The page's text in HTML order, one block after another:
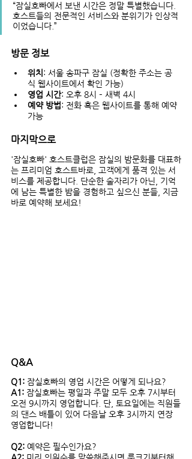
“잠실호빠에서 보낸 시간은 정말 특별했습니다.
호스트들의 전문적인 서비스와 분위기가 인상적
이었습니다.”
방문 정보
위치 : 서울 송파구 잠실 (정확한 주소는 공
식 웹사이트에서 확인 가능)
영업 시간: 오후 8시 – 새벽 4시
예약 방법: 전화 혹은 웹사이트를 통해 예약
가능
마지막으로
'잠실호빠' 호스트클럽은 잠실의 밤문화를 대표하
는 프리미엄 호스트바로, 고객에게 품격 있는 서
비스를 제공합니다. 단순한 술자리가 아닌, 기억
에 남는 특별한 밤을 경험하고 싶으신 분들, 지금
바로 예약해 보세요!
Q&A
Q1: 잠실호빠의 영업 시간은 어떻게 되나요?
A1: 잠실호빠는 평일과 주말 모두 오후 7시부터
오전 9시까지 영업합니다. 단, 토요일에는 직원들
의 댄스 배틀이 있어 다음날 오후 3시까지 연장
영업합니다!
Q2: 예약은 필수인가요?
A2: 미리 인원수를 말씀해주시면 룸크기부터해